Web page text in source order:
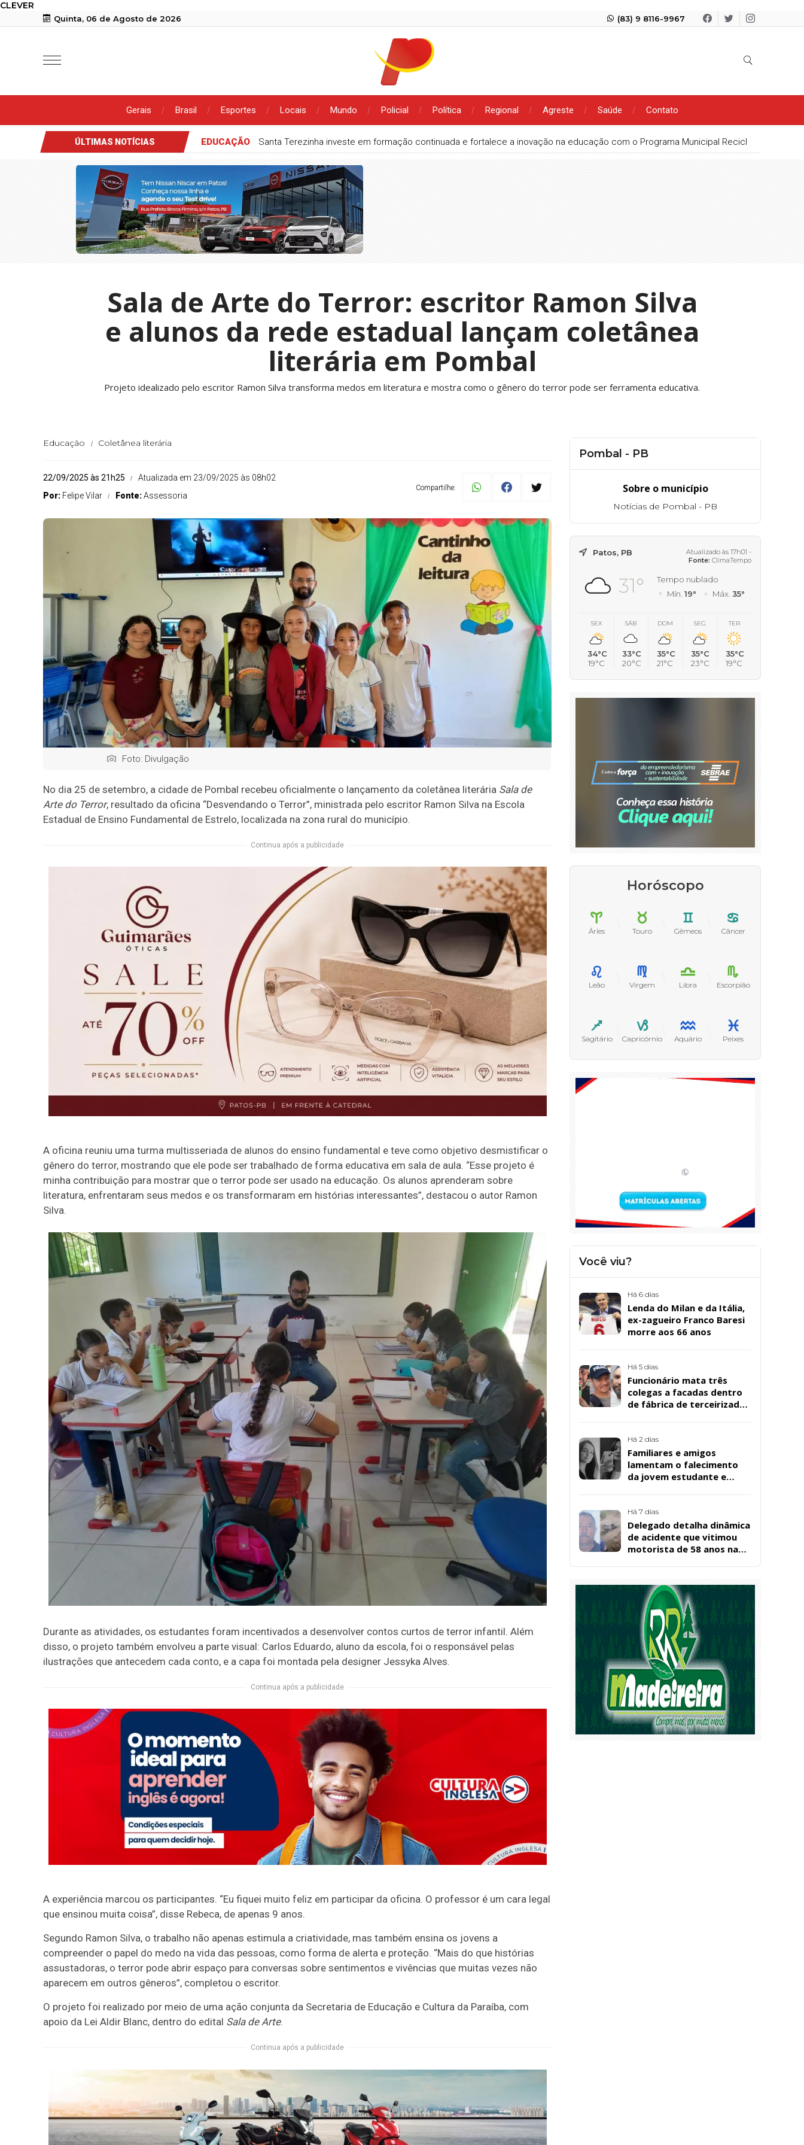
CLEVER
Quinta, 06 de Agosto de 2026 (83) 9 8116-9967
Gerais Brasil Esportes Locais Mundo Policial Política Regional Agreste Saúde Contato
ÚLTIMAS NOTÍCIAS POLICIAL Ciclopatrulha da PM cumpre mandado de prisão por tráfico de drogas em Patos
Sala de Arte do Terror: escritor Ramon Silva
e alunos da rede estadual lançam coletânea
literária em Pombal
Projeto idealizado pelo escritor Ramon Silva transforma medos em literatura e mostra como o gênero do terror pode ser ferramenta educativa.
Educação Coletânea literária
22/09/2025 às 21h25
Atualizada em 23/09/2025 às 08h02
Por: Felipe Vilar Fonte:Assessoria
Compartilhe:
Foto: Divulgação
No dia 25 de setembro, a cidade de Pombal recebeu oficialmente o lançamento da coletânea literária Sala de
Arte do Terror, resultado da oficina “Desvendando o Terror”, ministrada pelo escritor Ramon Silva na Escola
Estadual de Ensino Fundamental de Estrelo, localizada na zona rural do município.
Continua após a publicidade
A oficina reuniu uma turma multisseriada de alunos do ensino fundamental e teve como objetivo desmistificar o
gênero do terror, mostrando que ele pode ser trabalhado de forma educativa em sala de aula. “Esse projeto é
minha contribuição para mostrar que o terror pode ser usado na educação. Os alunos aprenderam sobre
literatura, enfrentaram seus medos e os transformaram em histórias interessantes”, destacou o autor Ramon
Silva.
Durante as atividades, os estudantes foram incentivados a desenvolver contos curtos de terror infantil. Além
disso, o projeto também envolveu a parte visual: Carlos Eduardo, aluno da escola, foi o responsável pelas
ilustrações que antecedem cada conto, e a capa foi montada pela designer Jessyka Alves.
Continua após a publicidade
A experiência marcou os participantes. “Eu fiquei muito feliz em participar da oficina. O professor é um cara legal
que ensinou muita coisa”, disse Rebeca, de apenas 9 anos.
Segundo Ramon Silva, o trabalho não apenas estimula a criatividade, mas também ensina os jovens a
compreender o papel do medo na vida das pessoas, como forma de alerta e proteção. “Mais do que histórias
assustadoras, o terror pode abrir espaço para conversas sobre sentimentos e vivências que muitas vezes não
aparecem em outros gêneros”, completou o escritor.
O projeto foi realizado por meio de uma ação conjunta da Secretaria de Educação e Cultura da Paraíba, com
apoio da Lei Aldir Blanc, dentro do edital Sala de Arte.
Continua após a publicidade
Pombal - PB
Sobre o município
Notícias de Pombal - PB
Patos, PB
Atualizado às 17h01 -
Fonte: ClimaTempo
31°
Tempo nublado
Mín. 19° Máx. 35°
SEX
34°C
19°C
SÁB
33°C
20°C
DOM
35°C
21°C
SEG
35°C
23°C
TER
35°C
19°C
Horóscopo
Áries Touro Gêmeos Câncer
Leão Virgem Libra Escorpião
Sagitário Capricórnio Aquário Peixes
Você viu?
Há 6 dias
Lenda do Milan e da Itália,
ex-zagueiro Franco Baresi
morre aos 66 anos
Há 5 dias
Funcionário mata três
colegas a facadas dentro
de fábrica de terceirizada
Há 2 dias
Familiares e amigos
lamentam o falecimento
da jovem estudante e
Santos, em Patos
Há 7 dias
Delegado detalha dinâmica
de acidente que vitimou
motorista de 58 anos na